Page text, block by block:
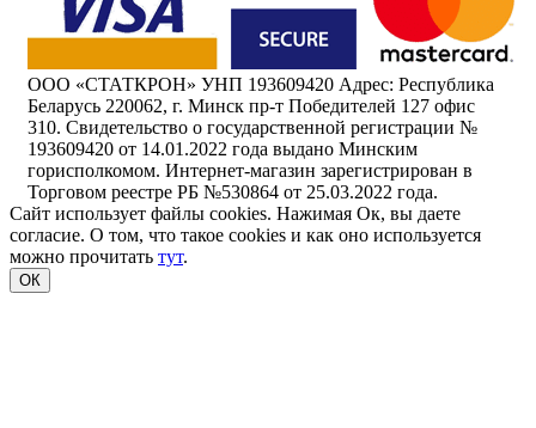
ООО «СТАТКРОН» УНП 193609420 Адрес: Республика
Беларусь 220062, г. Минск пр-т Победителей 127 офис
310. Свидетельство о государственной регистрации №
193609420 от 14.01.2022 года выдано Минским
горисполкомом. Интернет-магазин зарегистрирован в
Торговом реестре РБ №530864 от 25.03.2022 года.
Сайт использует файлы cookies. Нажимая Ок, вы даете
согласие. О том, что такое cookies и как оно используется
можно прочитать тут.
ОК